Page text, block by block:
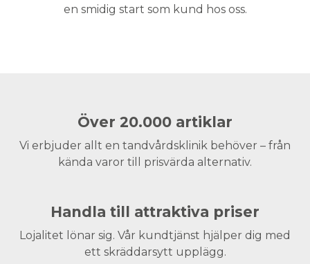
en smidig start som kund hos oss.
Över 20.000 artiklar
Vi erbjuder allt en tandvårdsklinik behöver – från
kända varor till prisvärda alternativ.
Handla till attraktiva priser
Lojalitet lönar sig. Vår kundtjänst hjälper dig med
ett skräddarsytt upplägg.